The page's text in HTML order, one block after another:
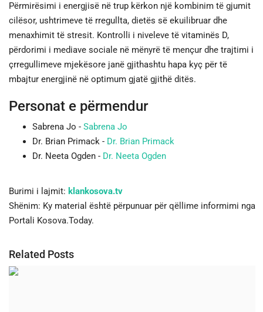
Përmirësimi i energjisë në trup kërkon një kombinim të gjumit
cilësor, ushtrimeve të rregullta, dietës së ekuilibruar dhe
menaxhimit të stresit. Kontrolli i niveleve të vitaminës D,
përdorimi i mediave sociale në mënyrë të mençur dhe trajtimi i
çrregullimeve mjekësore janë gjithashtu hapa kyç për të
mbajtur energjinë në optimum gjatë gjithë ditës.
Personat e përmendur
Sabrena Jo - Sabrena Jo
Dr. Brian Primack - Dr. Brian Primack
Dr. Neeta Ogden - Dr. Neeta Ogden
Burimi i lajmit: klankosova.tv
Shënim: Ky material është përpunuar për qëllime informimi nga
Portali Kosova.Today.
Related Posts